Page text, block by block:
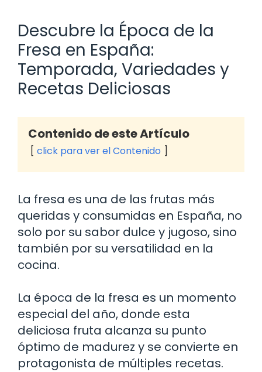
Descubre la Época de la
Fresa en España:
Temporada, Variedades y
Recetas Deliciosas
Contenido de este Artículo
click para ver el Contenido
La fresa es una de las frutas más
queridas y consumidas en España, no
solo por su sabor dulce y jugoso, sino
también por su versatilidad en la
cocina.
La época de la fresa es un momento
especial del año, donde esta
deliciosa fruta alcanza su punto
óptimo de madurez y se convierte en
protagonista de múltiples recetas.